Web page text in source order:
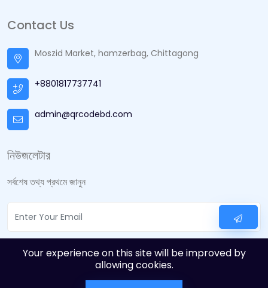
Contact Us
Moszid Market, hamzerbag, Chittagong
+8801817737741
admin@qrcodebd.com
নিউজলেটার
সর্বশেষ তথ্য প্রথমে জানুন
Your experience on this site will be improved by
allowing cookies.